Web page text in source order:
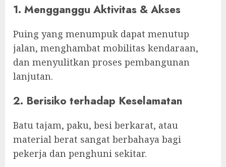
1. Mengganggu Aktivitas & Akses
Puing yang menumpuk dapat menutup
jalan, menghambat mobilitas kendaraan,
dan menyulitkan proses pembangunan
lanjutan.
2. Berisiko terhadap Keselamatan
Batu tajam, paku, besi berkarat, atau
material berat sangat berbahaya bagi
pekerja dan penghuni sekitar.